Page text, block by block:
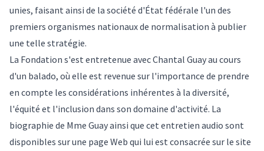
unies, faisant ainsi de la société d'État fédérale l'un des
premiers organismes nationaux de normalisation à publier
une telle stratégie.
La Fondation s'est entretenue avec Chantal Guay au cours
d'un balado, où elle est revenue sur l'importance de prendre
en compte les considérations inhérentes à la diversité,
l'équité et l'inclusion dans son domaine d'activité. La
biographie de Mme Guay ainsi que cet entretien audio sont
disponibles sur une page Web qui lui est consacrée sur le site